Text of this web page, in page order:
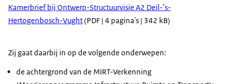
Kamerbrief bij Ontwerp-Structuurvisie A2 Deil-’s-
Hertogenbosch-Vught(PDF | 4 pagina's | 342 kB)
Zij gaat daarbij in op de volgende onderwepen:
de achtergrond van de MIRT-Verkenning